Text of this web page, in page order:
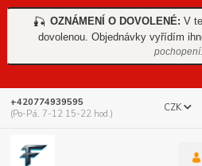
🎣 OZNÁMENÍ O DOVOLENÉ: V
dovolenou. Objednávky vyřídím
pochopení.
CZK
+420774939595
(Po-Pá, 7-12 15-22 hod.)